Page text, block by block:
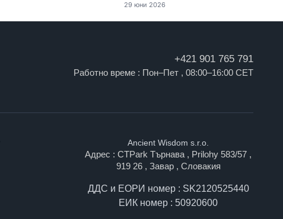
29 юни 2026
+421 901 765 791
Работно време : Пон–Пет , 08:00–16:00 CET
Ancient Wisdom s.r.o.
Адрес : CTPark Търнава , Prilohy 583/57 ,
919 26 , Завар , Словакия
ДДС и ЕОРИ номер : SK2120525440
ЕИК номер : 50920600